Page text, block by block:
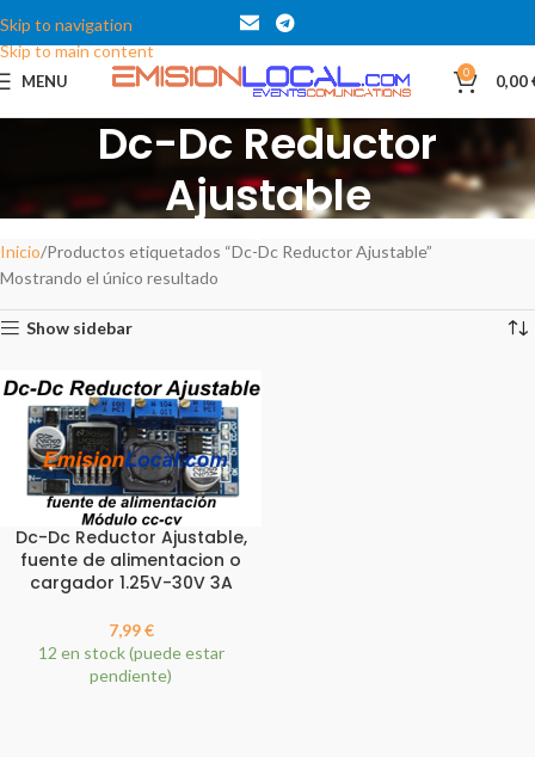
Skip to navigation
Skip to main content
MENU 0 0,00
Dc-Dc Reductor
Ajustable
Inicio Productos etiquetados “Dc-Dc Reductor Ajustable”
Mostrando el único resultado
Show sidebar
Dc-Dc Reductor Ajustable,
fuente de alimentacion o
cargador 1.25V-30V 3A
7,99€
12 en stock (puede estar
pendiente)